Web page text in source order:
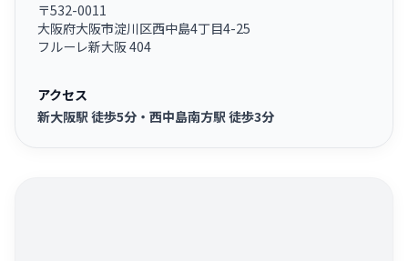
〒532-0011
大阪府大阪市淀川区西中島4丁目4-25
フルーレ新大阪 404
アクセス
新大阪駅 徒歩5分・西中島南方駅 徒歩3分